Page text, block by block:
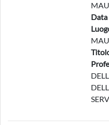
Data